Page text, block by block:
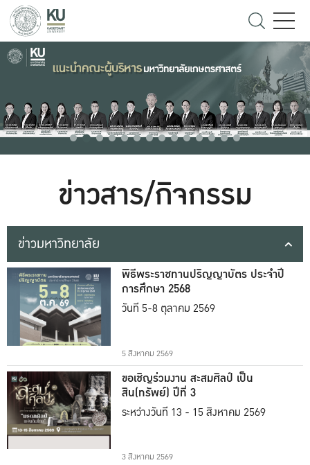
ข่าวสาร/กิจกรรม
ข่าวมหาวิทยาลัย
พิธีพระราชทานปริญญาบัตร ประจำปี
การศึกษา 2568
วันที่ 5-8 ตุลาคม 2569
5 สิงหาคม 2569
ขอเชิญร่วมงาน สะสมศิลป์ เป็น
สิน(ทรัพย์) ปีที่ 3
ระหว่างวันที่ 13 - 15 สิงหาคม 2569
3 สิงหาคม 2569